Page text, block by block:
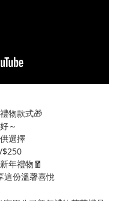
物款式🎁
～
選擇
年禮物🧧
這份溫馨喜悅